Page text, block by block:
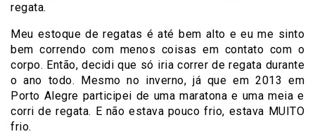
regata.
Meu estoque de regatas é até bem alto e eu me sinto
bem correndo com menos coisas em contato com o
corpo. Então, decidi que só iria correr de regata durante
o ano todo. Mesmo no inverno, já que em 2013 em
Porto Alegre participei de uma maratona e uma meia e
corri de regata. E não estava pouco frio, estava MUITO
frio.